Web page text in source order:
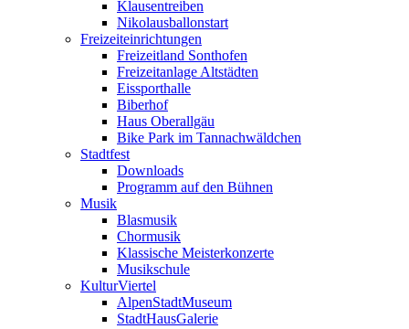
Klausentreiben
Nikolausballonstart
Freizeiteinrichtungen
Freizeitland Sonthofen
Freizeitanlage Altstädten
Eissporthalle
Biberhof
Haus Oberallgäu
Bike Park im Tannachwäldchen
Stadtfest
Downloads
Programm auf den Bühnen
Musik
Blasmusik
Chormusik
Klassische Meisterkonzerte
Musikschule
KulturViertel
AlpenStadtMuseum
StadtHausGalerie